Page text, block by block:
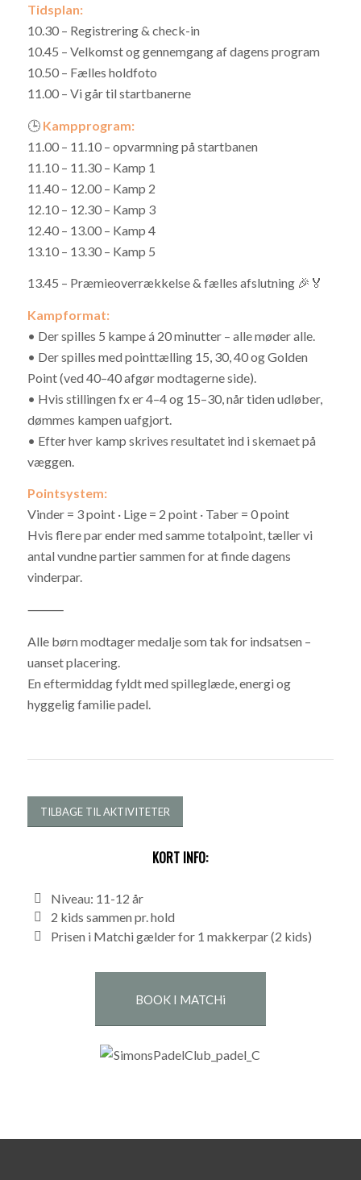
Tidsplan:
10.30 – Registrering & check-in
10.45 – Velkomst og gennemgang af dagens program
10.50 – Fælles holdfoto
11.00 – Vi går til startbanerne
🕒 Kampprogram:
11.00 – 11.10 – opvarmning på startbanen
11.10 – 11.30 – Kamp 1
11.40 – 12.00 – Kamp 2
12.10 – 12.30 – Kamp 3
12.40 – 13.00 – Kamp 4
13.10 – 13.30 – Kamp 5
13.45 – Præmieoverrækkelse & fælles afslutning 🎉🏅
Kampformat:
• Der spilles 5 kampe á 20 minutter – alle møder alle.
• Der spilles med pointtælling 15, 30, 40 og Golden
Point (ved 40–40 afgør modtagerne side).
• Hvis stillingen fx er 4–4 og 15–30, når tiden udløber,
dømmes kampen uafgjort.
• Efter hver kamp skrives resultatet ind i skemaet på
væggen.
Pointsystem:
Vinder = 3 point · Lige = 2 point · Taber = 0 point
Hvis flere par ender med samme totalpoint, tæller vi
antal vundne partier sammen for at finde dagens
vinderpar.
⸻
Alle børn modtager medalje som tak for indsatsen –
uanset placering.
En eftermiddag fyldt med spilleglæde, energi og
hyggelig familie padel.
TILBAGE TIL AKTIVITETER
KORT INFO:
Niveau: 11-12 år
2 kids sammen pr. hold
Prisen i Matchi gælder for 1 makkerpar (2 kids)
BOOK I MATCHi